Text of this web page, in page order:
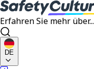
Erfahren Sie mehr über...
DE